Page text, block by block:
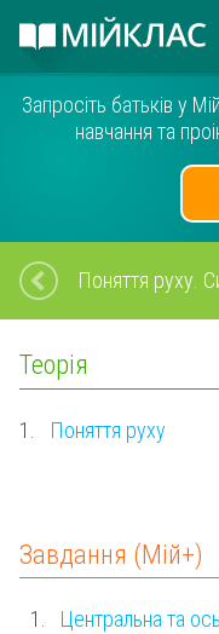
Запросіть батьків у
навчання та
Поняття руху.
Теорія
1. Поняття руху
Завдання (Мій+)
1. Центральна та